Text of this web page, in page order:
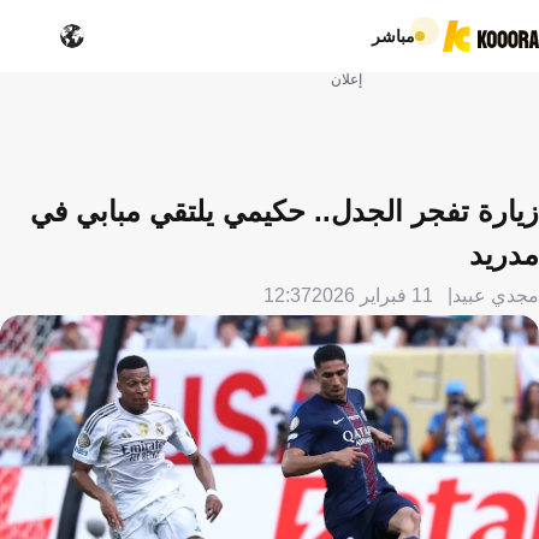
مباشر
إعلان
زيارة تفجر الجدل.. حكيمي يلتقي مبابي في
مدريد
مجدي عبيد 11 فبراير 2026 12:37